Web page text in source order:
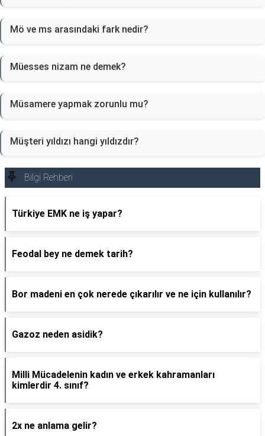
Mö ve ms arasındaki fark nedir?
Müesses nizam ne demek?
Müsamere yapmak zorunlu mu?
Müşteri yıldızı hangi yıldızdır?
Bilgi Rehberi
Türkiye EMK ne iş yapar?
Feodal bey ne demek tarih?
Bor madeni en çok nerede çıkarılır ve ne için kullanılır?
Gazoz neden asidik?
Milli Mücadelenin kadın ve erkek kahramanları
kimlerdir 4. sınıf?
2x ne anlama gelir?